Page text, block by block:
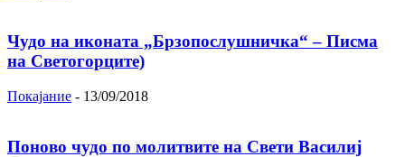
Чудо на иконата „Брзопослушничка“ – Писма
на Светогорците)
Покајание - 13/09/2018
Поново чудо по молитвите на Свети Василиј